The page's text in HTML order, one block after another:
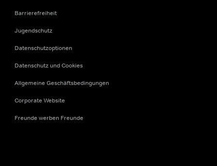
Barrierefreiheit
Jugendschutz
Datenschutzoptionen
Datenschutz und Cookies
Allgemeine Geschäftsbedingungen
Corporate Website
Freunde werben Freunde